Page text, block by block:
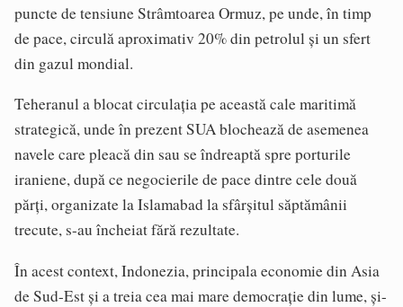
puncte de tensiune Strâmtoarea Ormuz, pe unde, în timp
de pace, circulă aproximativ 20% din petrolul şi un sfert
din gazul mondial.
Teheranul a blocat circulaţia pe această cale maritimă
strategică, unde în prezent SUA blochează de asemenea
navele care pleacă din sau se îndreaptă spre porturile
iraniene, după ce negocierile de pace dintre cele două
părţi, organizate la Islamabad la sfârşitul săptămânii
trecute, s-au încheiat fără rezultate.
În acest context, Indonezia, principala economie din Asia
de Sud-Est şi a treia cea mai mare democraţie din lume, şi-